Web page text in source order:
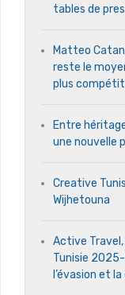
tables de
Matteo
reste le
plus
Entre
une nouvelle
Creative
Wijhetouna
Active Travel,
Tunisie
l’évasion et